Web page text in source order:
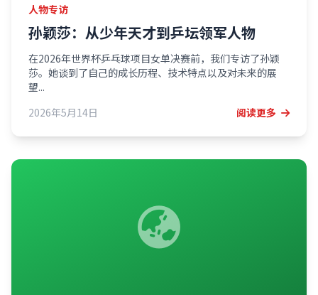
人物专访
孙颖莎：从少年天才到乒坛领军人物
在2026年世界杯乒乓球项目女单决赛前，我们专访了孙颖
莎。她谈到了自己的成长历程、技术特点以及对未来的展
望...
2026年5月14日
阅读更多